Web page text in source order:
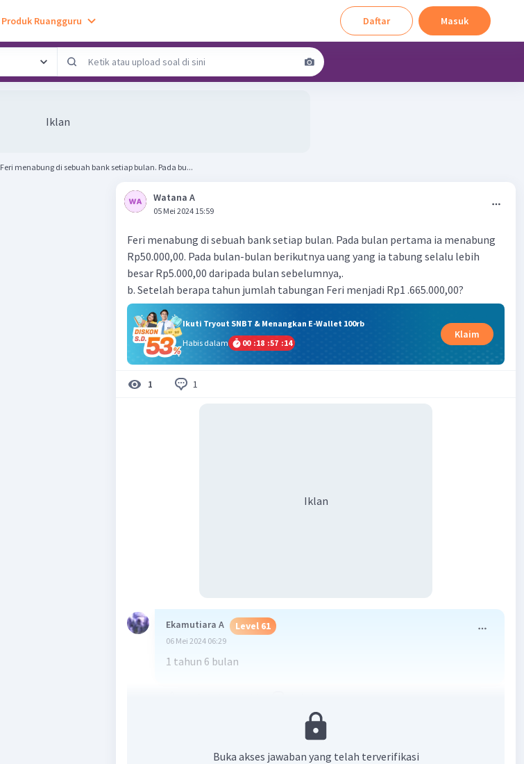
Produk Ruangguru Daftar Masuk
Iklan
Feri menabung di sebuah bank setiap bulan. Pada bu...
Watana A
05 Mei 2024 15:59
Feri menabung di sebuah bank setiap bulan. Pada bulan pertama ia menabung
Rp50.000,00. Pada bulan-bulan berikutnya uang yang ia tabung selalu lebih
besar Rp5.000,00 daripada bulan sebelumnya,.
b. Setelah berapa tahun jumlah tabungan Feri menjadi Rp1 .665.000,00?
Ikuti Tryout SNBT & Menangkan E-Wallet 100rb
Habis dalam
00 :18 :57 :13
Klaim
1 1
Iklan
Ekamutiara A Level 61
06 Mei 2024 06:29
1 tahun 6 bulan
Buka akses jawaban yang telah terverifikasi